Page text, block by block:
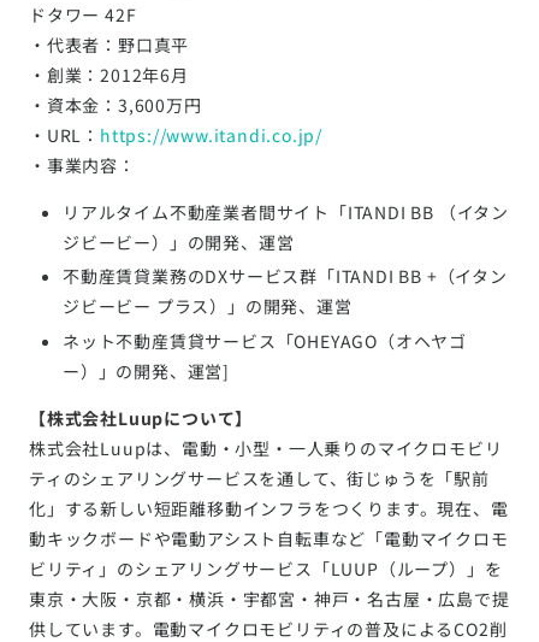
ドタワー 42F
・代表者：野⼝真平
・創業：2012年6⽉
・資本⾦：3,600万円
・URL： https://www.itandi.co.jp/
・事業内容：
リアルタイム不動産業者間サイト「ITANDI BB （イタン
ジビービー）」の開発、運営
不動産賃貸業務のDXサービス群「ITANDI BB +（イタン
ジビービー プラス）」の開発、運営
ネット不動産賃貸サービス「OHEYAGO（オヘヤゴ
ー）」の開発、運営]
【株式会社Luupについて】
株式会社Luupは、電動・小型・一人乗りのマイクロモビリ
ティのシェアリングサービスを通して、街じゅうを「駅前
化」する新しい短距離移動インフラをつくります。現在、電
動キックボードや電動アシスト自転車など「電動マイクロモ
ビリティ」のシェアリングサービス「LUUP（ループ）」を
東京・大阪・京都・横浜・宇都宮・神戸・名古屋・広島で提
供しています。電動マイクロモビリティの普及によるCO2削